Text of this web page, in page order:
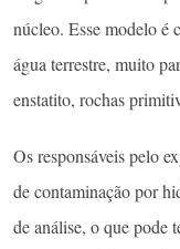
núcleo. Esse modelo é
água terrestre, muito
enstatito, rochas
Os responsáveis pelo
de contaminação por
de análise, o que pode